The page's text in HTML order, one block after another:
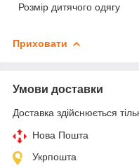
Розмір дитячого одягу
Приховати
Умови доставки
Доставка здійснюється
Нова Пошта
Укрпошта